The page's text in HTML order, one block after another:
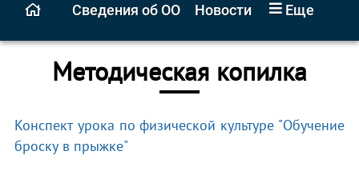
Сведения об ОО Новости Еще
Методическая копилка
Конспект урока по физической культуре "Обучение
броску в прыжке"